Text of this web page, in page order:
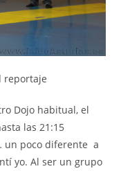
reportaje
Dojo habitual, el
las 21:15
un poco diferente a
yo. Al ser un grupo